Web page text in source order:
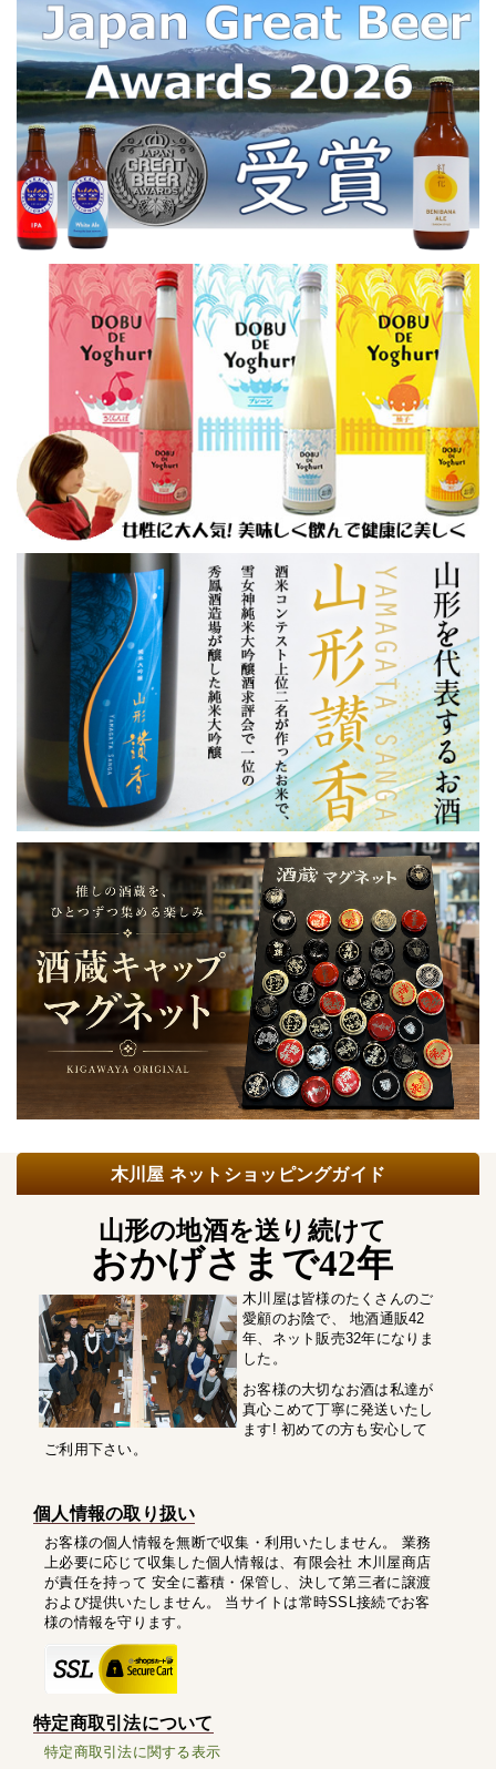
木川屋 ネットショッピングガイド
山形の地酒を送り続けて
おかげさまで42年
木川屋は皆様のたくさんのご
愛顧のお陰で、 地酒通販42
年、ネット販売32年になりま
した。
お客様の大切なお酒は私達が
真心こめて丁寧に発送いたし
ます! 初めての方も安心して
ご利用下さい。
個人情報の取り扱い
お客様の個人情報を無断で収集・利用いたしません。 業務
上必要に応じて収集した個人情報は、有限会社 木川屋商店
が責任を持って 安全に蓄積・保管し、決して第三者に譲渡
および提供いたしません。 当サイトは常時SSL接続でお客
様の情報を守ります。
特定商取引法について
特定商取引法に関する表示